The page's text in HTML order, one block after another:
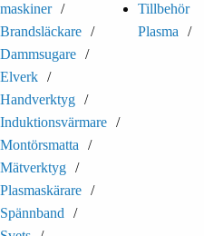
maskiner
Brandsläckare
Dammsugare
Elverk
Handverktyg
Induktionsvärmare
Montörsmatta
Mätverktyg
Plasmaskärare
Spännband
Tillbehör
Plasma